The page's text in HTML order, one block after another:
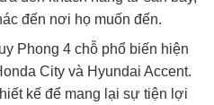
đến nơi họ muốn đến.
Phong 4 chỗ phổ biến hiện
City và Hyundai Accent.
kế để mang lại sự tiện lợi